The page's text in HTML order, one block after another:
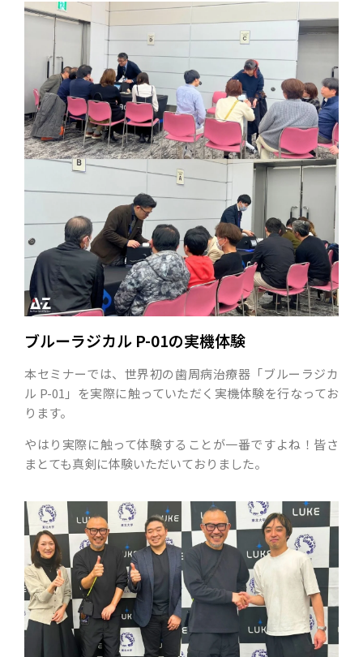
ブルーラジカル P-01の実機体験
本セミナーでは、世界初の歯周病治療器「ブルーラジカ
ル P-01」を実際に触っていただく実機体験を行なってお
ります。
やはり実際に触って体験することが一番ですよね！皆さ
まとても真剣に体験いただいておりました。